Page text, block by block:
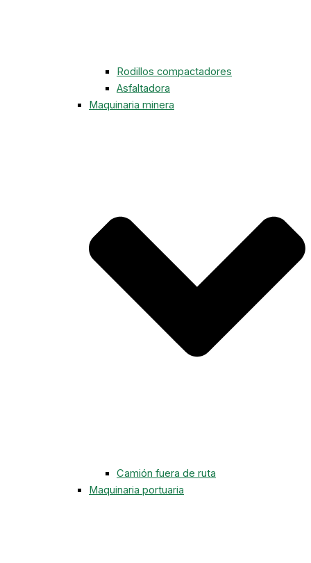
Rodillos compactadores
Asfaltadora
Maquinaria minera
Camión fuera de ruta
Maquinaria portuaria